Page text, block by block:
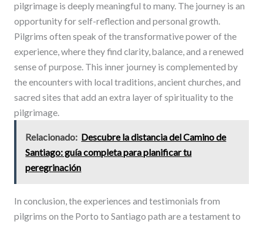
pilgrimage is deeply meaningful to many. The journey is an
opportunity for self-reflection and personal growth.
Pilgrims often speak of the transformative power of the
experience, where they find clarity, balance, and a renewed
sense of purpose. This inner journey is complemented by
the encounters with local traditions, ancient churches, and
sacred sites that add an extra layer of spirituality to the
pilgrimage.
Relacionado: Descubre la distancia del Camino de
Santiago: guía completa para planificar tu
peregrinación
In conclusion, the experiences and testimonials from
pilgrims on the Porto to Santiago path are a testament to